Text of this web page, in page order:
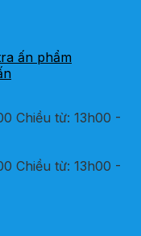
ấn phẩm
Chiều từ: 13h00 -
Chiều từ: 13h00 -